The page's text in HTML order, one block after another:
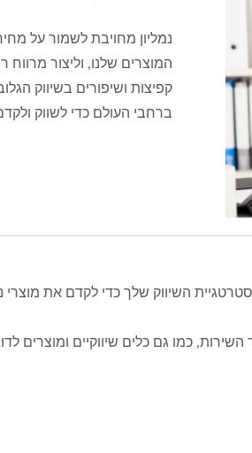
נמליון מחויבת לשמור על
המוצרים שלנו, וליצור
קפיצות ושיפורים בשיווק
ברחבי העולם כדי לשווק
השיווק שלך כדי לקדם את מוצרי
כמו גם כלים שיווקיים ומוצרים